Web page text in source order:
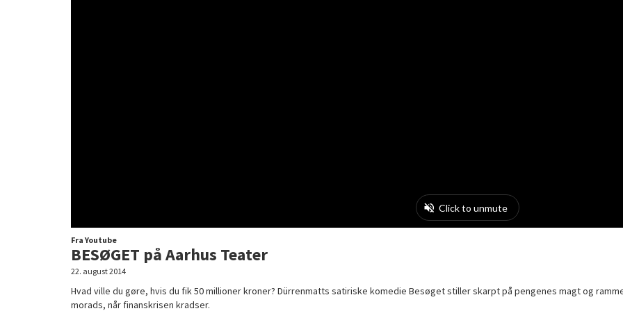
Fra Youtube
BESØGET på Aarhus Teater
22. august 2014
Hvad ville du gøre, hvis du fik 50 millioner kroner? Dürrenmatts satiriske komedie Besøget stiller skarpt på pengenes magt og
morads, når finanskrisen kradser.